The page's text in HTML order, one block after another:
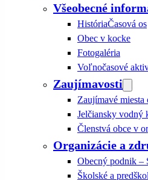
Všeobecné
HistóriaČasová os
Obec v kocke
Fotogaléria
Voľnočasové
Zaujímavosti
Zaujímavé miesta
Jelčiansky vodný
Členstvá obce v
Organizácie a
Obecný podnik –
Školské a